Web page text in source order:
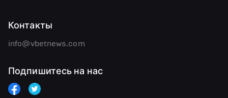
Контакты
info@vbetnews.com
Подпишитесь на нас